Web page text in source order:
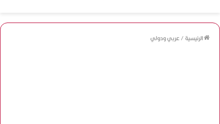
الرئيسية/عربي ودولي